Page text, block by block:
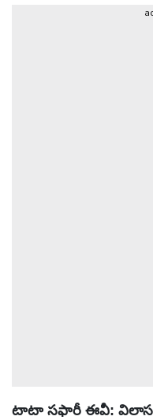
రిలీజ్
టాటా సఫారీ ఈవీ: